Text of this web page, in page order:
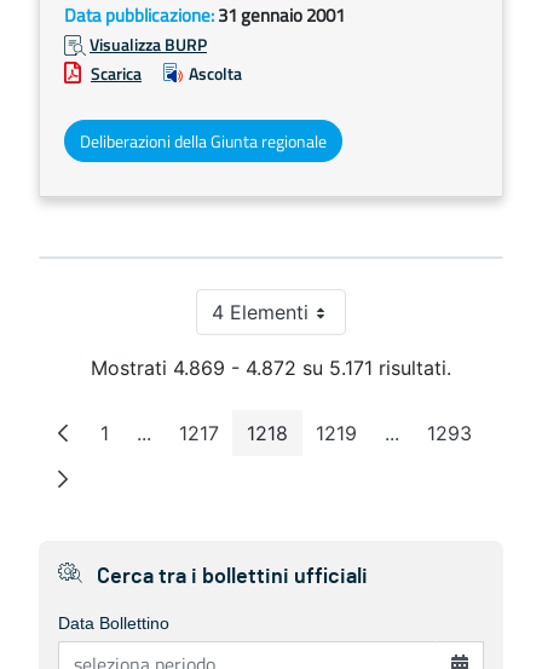
Data pubblicazione:31 gennaio 2001
Visualizza BURP
Scarica
Ascolta
Deliberazioni della Giunta regionale
4 ElementiPer pagina
Mostrati 4.869 - 4.872 su 5.171 risultati.
Pagina
1 ...Pagine intermedie
Pagina
1217 Pagina
1218 Pagina
1219 ...PaginePagina
1293
Cerca tra i bollettini ufficiali
Data Bollettino